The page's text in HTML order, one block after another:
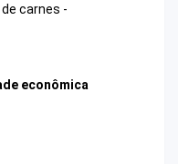
carnes -
econômica